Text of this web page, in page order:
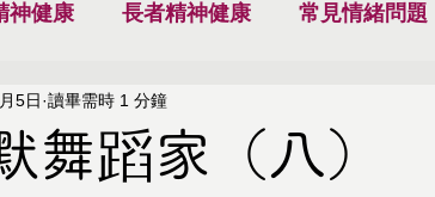
神健康 長者精神健康 常見情緒問題
舞蹈家（八）
5日 讀畢需時 1 分鐘